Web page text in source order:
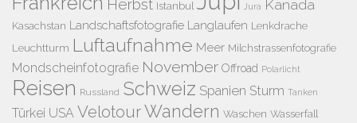
Herbst Istanbul Jura Kanada
Kasachstan Landschaftsfotografie Langlaufen Lenkdrache
Leuchtturm Luftaufnahme Meer Milchstrassenfotografie
Mondscheinfotografie November Offroad Polarlicht
Reisen Russland Schweiz Spanien Sturm Tanken
Türkei USA VelotourWandern Waschen Wasserfall